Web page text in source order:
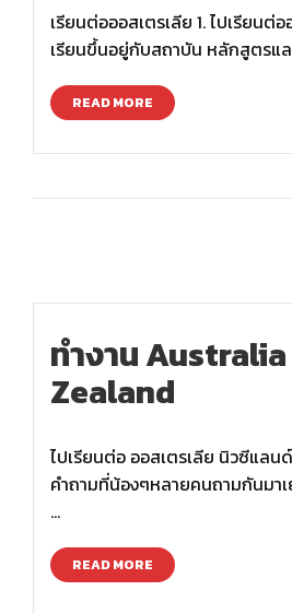
เรียนต่อออสเตรเลีย 1. ไปเรียนต่อ
เรียนขึ้นอยู่กับสถาบัน หลักสูตรแล
READ MORE
ทำงาน Australia
Zealand
ไปเรียนต่อ ออสเตรเลีย นิวซีแลน
คำถามที่น้องๆหลายคนถามกันมาเ
…
READ MORE